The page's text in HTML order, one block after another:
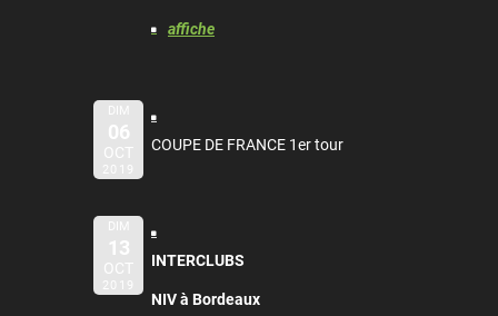
affiche
DIM
06
OCT
2019
COUPE DE FRANCE 1er tour
DIM
13
OCT
2019
INTERCLUBS
NIV à Bordeaux